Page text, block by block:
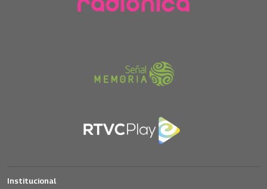
Institucional